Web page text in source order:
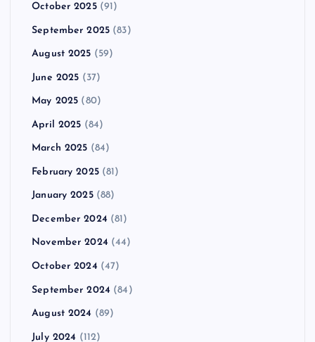
October 2025(91)
September 2025 (83)
August 2025 (59)
June 2025 (37)
May 2025 (80)
April 2025 (84)
March 2025 (84)
February 2025(81)
January 2025(88)
December 2024 (81)
November 2024 (44)
October 2024 (47)
September 2024 (84)
August 2024 (89)
July 2024 (112)